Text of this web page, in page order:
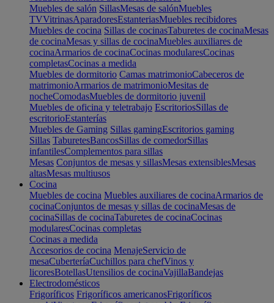
Muebles de salón SillasMesas de salónMuebles
TVVitrinasAparadoresEstanteriasMuebles recibidores
Muebles de cocina Sillas de cocinasTaburetes de cocinaMesas
de cocinaMesas y sillas de cocinaMuebles auxiliares de
cocinaArmarios de cocinaCocinas modularesCocinas
completasCocinas a medida
Muebles de dormitorio Camas matrimonioCabeceros de
matrimonioArmarios de matrimonioMesitas de
nocheComodasMuebles de dormitorio juvenil
Muebles de oficina y teletrabajo EscritoriosSillas de
escritorioEstanterías
Muebles de Gaming Sillas gamingEscritorios gaming
Sillas TaburetesBancosSillas de comedorSillas
infantilesComplementos para sillas
Mesas Conjuntos de mesas y sillasMesas extensiblesMesas
altasMesas multiusos
Cocina
Muebles de cocina Muebles auxiliares de cocinaArmarios de
cocinaConjuntos de mesas y sillas de cocinaMesas de
cocinaSillas de cocinaTaburetes de cocinaCocinas
modularesCocinas completas
Cocinas a medida
Accesorios de cocina MenajeServicio de
mesaCuberteríaCuchillos para chefVinos y
licoresBotellasUtensilios de cocinaVajillaBandejas
Electrodomésticos
Frigoríficos Frigoríficos americanosFrigoríficos